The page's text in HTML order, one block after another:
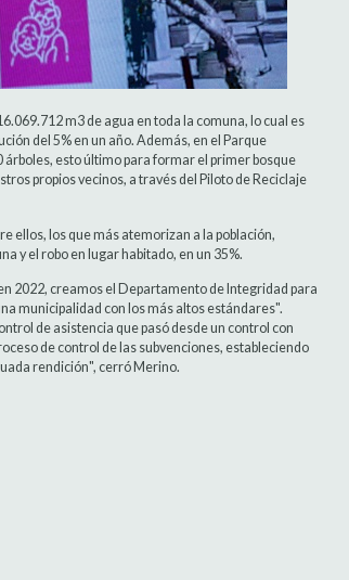
m3 de agua en toda la comuna, lo cual es
del 5% en un año. Además, en el Parque
árboles, esto último para formar el primer bosque
propios vecinos, a través del Piloto de Reciclaje
ellos, los que más atemorizan a la población,
y el robo en lugar habitado, en un 35%.
2022, creamos el Departamento de Integridad para
municipalidad con los más altos estándares".
de asistencia que pasó desde un control con
de control de las subvenciones, estableciendo
rendición", cerró Merino.